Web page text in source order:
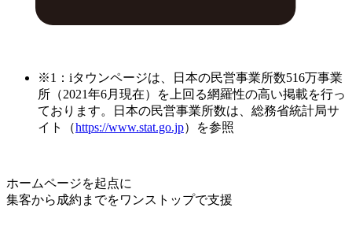
※1：iタウンページは、日本の民営事業所数516万事業
所（2021年6月現在）を上回る網羅性の高い掲載を行っ
ております。日本の民営事業所数は、総務省統計局サ
イト（https://www.stat.go.jp）を参照
ホームページを起点に
集客から成約までをワンストップで支援